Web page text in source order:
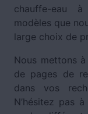
chauffe-eau
modèles que
large choix de
Nous mettons
de pages de
dans vos
N’hésitez pas